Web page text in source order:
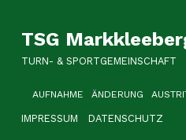
TSG
TURN- & SPORTGEMEINSCHAFT
AUFNAHME ÄNDERUNG
IMPRESSUM DATENSCHUTZ